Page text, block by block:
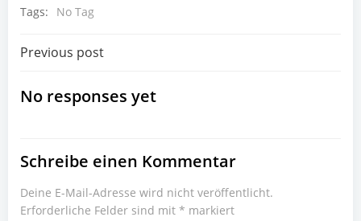
Tags:
No Tag
Beitragsnavigation
Previous post
No responses yet
Schreibe einen Kommentar
Deine E-Mail-Adresse wird nicht veröffentlicht.
Erforderliche Felder sind mit * markiert